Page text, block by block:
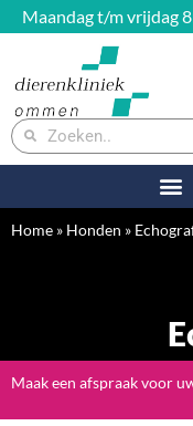
Maandag t/m vrijdag
Home » Honden »
Maak een afspraak voor